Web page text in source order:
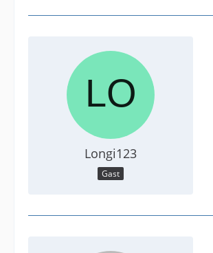
Longi123
Gast